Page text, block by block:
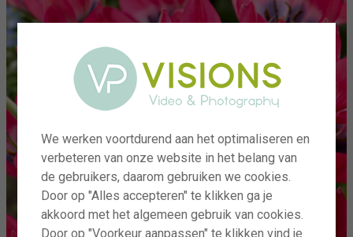
We werken voortdurend aan het optimaliseren en
verbeteren van onze website in het belang van
de gebruikers, daarom gebruiken we cookies.
Door op "Alles accepteren" te klikken ga je
akkoord met het algemeen gebruik van cookies.
Door op "Voorkeur aanpassen" te klikken vind je